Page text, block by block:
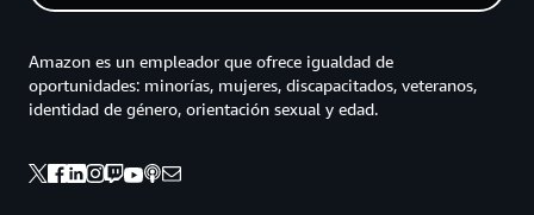
Amazon es un empleador que ofrece igualdad de
oportunidades: minorías, mujeres, discapacitados, veteranos,
identidad de género, orientación sexual y edad.